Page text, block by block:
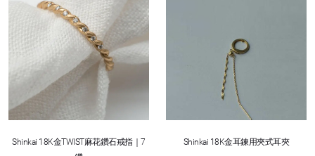
Shinkai 18K金TWIST麻花鑽石戒指｜7
Shinkai 18K金耳鍊用夾式耳夾